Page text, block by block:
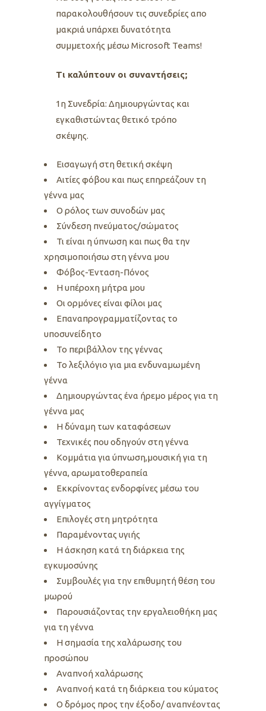
παρακολουθήσουν τις συνεδρίες απο
μακριά υπάρχει δυνατότητα
συμμετοχής μέσω Microsoft Teams!
Τι καλύπτουν οι συναντήσεις;
1η Συνεδρία: Δημιουργώντας και
εγκαθιστώντας θετικό τρόπο
σκέψης.
Εισαγωγή στη θετική σκέψη
Αιτίες φόβου και πως επηρεάζουν τη
γέννα μας
Ο ρόλος των συνοδών μας
Σύνδεση πνεύματος/σώματος
Τι είναι η ύπνωση και πως θα την
χρησιμοποιήσω στη γέννα μου
Φόβος-Ένταση-Πόνος
Η υπέροχη μήτρα μου
Οι ορμόνες είναι φίλοι μας
Επαναπρογραμματίζοντας το
υποσυνείδητο
Το περιβάλλον της γέννας
Το λεξιλόγιο για μια ενδυναμωμένη
γέννα
Δημιουργώντας ένα ήρεμο μέρος για τη
γέννα μας
Η δύναμη των καταφάσεων
Τεχνικές που οδηγούν στη γέννα
Κομμάτια για ύπνωση,μουσική για τη
γέννα, αρωματοθεραπεία
Εκκρίνοντας ενδορφίνες μέσω του
αγγίγματος
Επιλογές στη μητρότητα
Παραμένοντας υγιής
Η άσκηση κατά τη διάρκεια της
εγκυμοσύνης
Συμβουλές για την επιθυμητή θέση του
μωρού
Παρουσιάζοντας την εργαλειοθήκη μας
για τη γέννα
Η σημασία της χαλάρωσης του
προσώπου
Αναπνοή χαλάρωσης
Αναπνοή κατά τη διάρκεια του κύματος
Ο δρόμος προς την έξοδο/ αναπνέοντας